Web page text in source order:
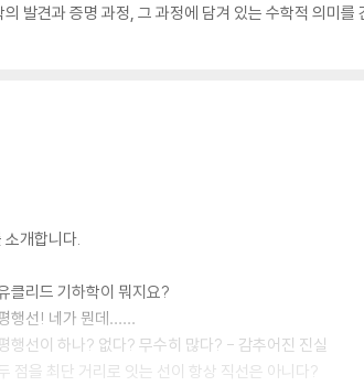
발견과 증명 과정, 그 과정에 담겨 있는 수학적 의미
개합니다.
클리드 기하학이 뭐지요?
행선! 네가 뭔데……
행선이 하나? 없다? 무수히 많다? - 감추어진 진실
점을 최단 거리로 잇는 선이 항상 직선은 아니다?